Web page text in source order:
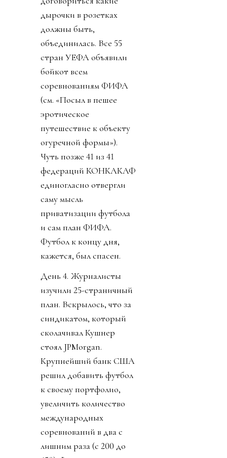
дырочки в розетках
должны быть,
объединилась. Все 55
стран УЕФА объявили
бойкот всем
соревнованиям ФИФА
(см. «Посыл в пешее
эротическое
путешествие к объекту
огуречной формы»).
Чуть позже 41 из 41
федераций КОНКАКАФ
единогласно отвергли
саму мысль
приватизации футбола
и сам план ФИФА.
Футбол к концу дня,
кажется, был спасен.
День 4. Журналисты
изучили 25-страничный
план. Вскрылось, что за
синдикатом, который
сколачивал Кушнер
стоял JPMorgan.
Крупнейший банк США
решил добавить футбол
к своему портфолио,
увеличить количество
международных
соревнований в два с
лишним раза (с 200 до